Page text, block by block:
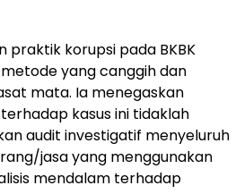
praktik korupsi pada BKBK
yang canggih dan
mata. Ia menegaskan
kasus ini tidaklah
audit investigatif menyeluruh
jasa yang menggunakan
mendalam terhadap